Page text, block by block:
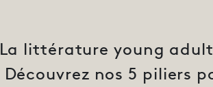
La littérature young
Découvrez nos 5 piliers